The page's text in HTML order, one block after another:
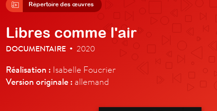
Répertoire des œuvres
Libres comme l'air
DOCUMENTAIRE • 2020
Réalisation : Isabelle Foucrier
Version originale : allemand